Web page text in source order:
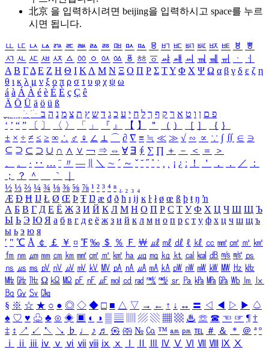
北京 을 입력하시려면 beijing을 입력하시고 space를 누르
시면 됩니다.
ㅥ ㅦ ㅧ ㅨ ㅩ ㅪ ㅫ ㅬ ㅭ ㅮ ㅯ ㅰ ㅱ ㅲ ㅳ ㅴ ㅵ ㅶ ㅷ ㅸ
ㅹ
ㅺ ㅻ ㅼ ㅽ ㅾ ㅿ ㆀ ㆁ ㆂ ㆃ ㆄ ㆅ ㆆ ㆇ ㆈ ㆉ ㆊ ㆋ ㆌ ㆍ
ㆎ
Α Β ΓΔ Ε Ζ Η Θ Ι ΚΛ Μ Ν Ξ Ο Π Ρ Σ ΤΥ Φ Χ Ψ Ω α β γ δ ε ζ η
θ ι κ λ μ ν ξ ο π ρ σ τ υ φ χ ψ ω
á à Á À é è É È ç Ç ê
Ä Ö Ü ä ö ü ß
ִֶֹ ֻּ ׁׂ פ ם ן ו ט א ר ק ף ך ל ח י ע כ ג ד ש ץ ת צ מ נ ה ב
‘ ’ “ ” 〔 〕 〈 〉 「 」 『 』 【 】 ＂ （ ） ［ ］ ｛ ｝
± × ÷ ≠ ≤ ≥ ∞ ∴ ♂ ♀ ∠ ⊥ ⌒ ∂ ∇ ≡ ≒ ≪ ≫ √ ∽ ∝ ∵ ∫ ∬ ∈ ∋
⊆ ⊇ ⊂ ⊃ ∪ ∩ ∧ ∨ ￢ ⇒ ⇔ ∀ ∃ ∮ ∑ ∏ ＋ － ＜ ＝
＞
、
。 · ‥ … ¨ 〃 ― ＼ ∼ ´ ～ ˇ ˘ ˝ ˚ ˙ ¸ ¡ ¿ ː ！ ＇ ， ． ／
：
；
？ ＾ ｀
½ ⅓ ⅔ ¼ ¾ ⅛ ⅜ ⅝ ⅞ ¹ ² ³ ⁴ ⁿ ₁ ₂ ₃ ₄
Æ Ð Ħ Ĳ Ł Ø Œ Þ Ŧ Ŋ æ đ ð ħ ı ĳ ĸ ŀ ł ø œ ß þ ŧ ŋ ŉ
А Б В Г Д Е Ё Ж З И Й К Л М Н О П Р С Т У Ф Х Ц Ч Ш Щ Ъ
Ы Ь Э Ю Я а б в г д е ё ж з и й к л м н о п р с т у ф х ц ч ш щ ъ
ы ь э ю я
′ ″ ℃ Å ￠ ￡ ￥ ¤ ℉ ‰ ＄ ％ Ｆ ￦ ㎕ ㎖ ㎗ ℓ ㎘ ㏄ ㎣ ㎤ ㎥ ㎦
㎙ ㎚ ㎛ ㎜ ㎝ ㎞ ㎟ ㎠ ㎡ ㎢ ㏊ ㎍ ㎎ ㎏ ㏏ ㎈ ㎉ ㏈ ㎧ ㎨ ㎰
㎱ ㎲ ㎳ ㎴ ㎵ ㎶ ㎷ ㎸ ㎹ ㎀ ㎁ ㎂ ㎃ ㎄ ㎺ ㎻ ㎽ ㎾ ㎿ ㎐ ㎑
㎒ ㎓ ㎔ Ω ㏀ ㏁ ㎊ ㎋ ㎌ ㏖ ㏅ ㎭ ㎮ ㎯ ㏛ ㎩ ㎪ ㎫ ㎬ ㏝ ㏐
㏓
㏃ ㏉ ㏜ ㏆
§ ※ ☆ ★ ○ ● ◎ ◇ ◆ □ ■ △ ▽ → ← ↑ ↓ ↔ 〓 ◁ ◀ ▷ ▶ ♤
♠ ♡ ♥ ♧ ♣ ⊙ ◈ ▣ ◐ ◑ ▒ ▤ ▨ ▧ ▦ ▩ ♨ ☏ ☎ ☜ ☞ ¶ †
‡ ↕ ↗ ↙ ↖ ↘ ♭ ♩ ♪ ♬ ㉿ ㈜ № ㏇ ™ ㏂ ㏘ ℡ ＃ ＆ ＊ ＠ ª º
ⅰ
ⅱ ⅲ ⅳ ⅴ ⅵ ⅶ ⅷ ⅸ ⅹ Ⅳ Ⅴ Ⅵ Ⅶ Ⅷ Ⅸ Ⅹ